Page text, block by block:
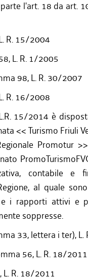
l'art. 18 da art.
R. 15/2004
L. R. 1/2005
98, L. R. 30/2007
R. 16/2008
15/2014 è
<< Turismo Friuli
Promotur
contabile e
al quale
i rapporti attivi e
soppresse.
33, lettera i ter),
56, L. R. 18/2011
L. R. 18/2011